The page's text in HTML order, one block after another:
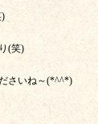
)
(笑)
さいね～(*^^*)